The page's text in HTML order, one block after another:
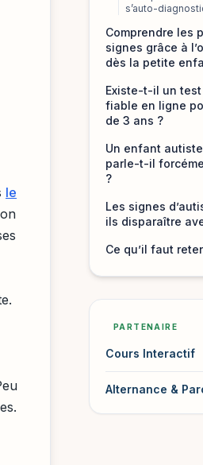
le
s’auto-
Comprendre les
signes grâce à
dès la petite
Existe-t-il un test
fiable en ligne
de 3 ans ?
Un enfant
parle-t-il
?
Les signes
ils disparaître
Ce qu’il faut
PARTENAIRE
Cours Interactif
Alternance &